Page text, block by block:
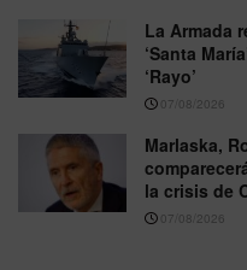
La Armada
‘Santa
‘Rayo’
07/08/2026
Marlaska,
la crisis de
07/08/2026